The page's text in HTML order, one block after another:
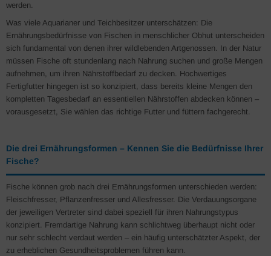
werden.
Was viele Aquarianer und Teichbesitzer unterschätzen: Die
Ernährungsbedürfnisse von Fischen in menschlicher Obhut unterscheiden
sich fundamental von denen ihrer wildlebenden Artgenossen. In der Natur
müssen Fische oft stundenlang nach Nahrung suchen und große Mengen
aufnehmen, um ihren Nährstoffbedarf zu decken. Hochwertiges
Fertigfutter hingegen ist so konzipiert, dass bereits kleine Mengen den
kompletten Tagesbedarf an essentiellen Nährstoffen abdecken können –
vorausgesetzt, Sie wählen das richtige Futter und füttern fachgerecht.
Die drei Ernährungsformen – Kennen Sie die Bedürfnisse Ihrer
Fische?
Fische können grob nach drei Ernährungsformen unterschieden werden:
Fleischfresser, Pflanzenfresser und Allesfresser. Die Verdauungsorgane
der jeweiligen Vertreter sind dabei speziell für ihren Nahrungstypus
konzipiert. Fremdartige Nahrung kann schlichtweg überhaupt nicht oder
nur sehr schlecht verdaut werden – ein häufig unterschätzter Aspekt, der
zu erheblichen Gesundheitsproblemen führen kann.